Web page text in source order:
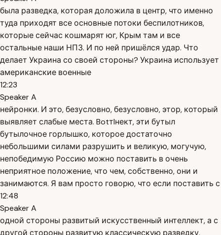
была разведка, которая доложила в центр, что именно
туда приходят все основные потоки беспилотников,
которые сейчас кошмарят юг, Крым там и все
остальные наши НПЗ. И по ней пришёлся удар. Что
делает Украина со своей стороны? Украина использует
американские военные
12:23
Speaker A
нейронки. И это, безусловно, безусловно, этор, который
выявляет слабые места. Botтlнект, эти бутыл
бутылочное горлышко, которое достаточно
небольшими силами разрушить и великую, могучую,
непобедимую Россию можно поставить в очень
неприятное положение, что чем, собственно, они и
занимаются. Я вам просто говорю, что если поставить с
12:48
Speaker A
одной стороны развитый искусственный интеллект, а с
другой стороны развитую классическую разведку,